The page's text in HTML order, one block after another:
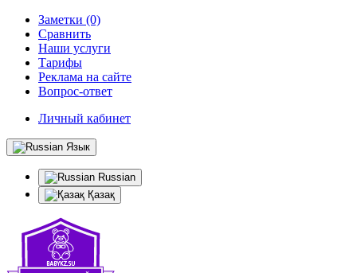
Заметки (0)
Сравнить
Наши услуги
Тарифы
Реклама на сайте
Вопрос-ответ
Личный кабинет
Язык
Russian
Қазақ